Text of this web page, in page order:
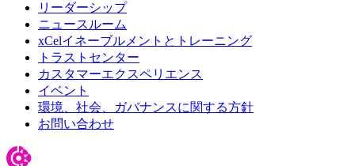
リーダーシップ
ニュースルーム
xCelイネーブルメントとトレーニング
トラストセンター
カスタマーエクスペリエンス
イベント
環境、社会、ガバナンスに関する方針
お問い合わせ